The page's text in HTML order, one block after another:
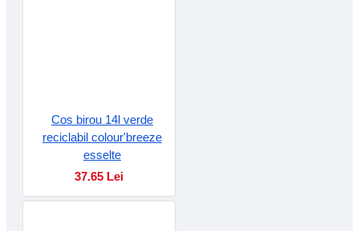
Cos birou 14l verde
reciclabil colour'breeze
esselte
37.65 Lei